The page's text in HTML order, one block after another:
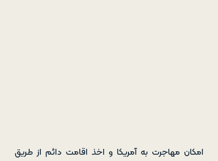
امکان مهاجرت به آمریکا و اخذ اقامت دائم از طریق